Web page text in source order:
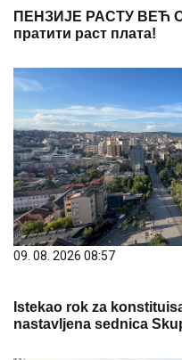
ПЕНЗИЈЕ РАСТУ ВЕЋ
пратити раст плата!
09. 08. 2026 08:57
Istekao rok za
nastavljena sednica